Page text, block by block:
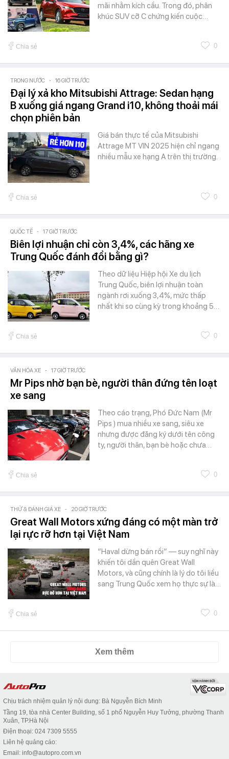
mãi nhằm kích cầu. Trong đó, phân
khúc SUV cỡ C chứng kiến cuộc…
Chia sẻ 0
TRONG NƯỚC - 16 GIỜ TRƯỚC
Đại lý xả kho Mitsubishi Attrage: Sedan hạng
B xuống giá ngang Grand i10, không thoải mái
chọn phiên bản
Giá bán thực tế của Mitsubishi
Attrage MT VIN 2025 hiện chỉ ngang
nhiều mẫu xe hạng A trên thị trường.
Chia sẻ 0
QUỐC TẾ - 17 GIỜ TRƯỚC
Biên lợi nhuận chỉ còn 3,4%, các hãng xe
Trung Quốc đánh đổi bằng gì?
Theo dữ liệu Hiệp hội Xe du lịch
Trung Quốc, biên lợi nhuận toàn
ngành rơi xuống 3,4%, mức thấp
nhất khi so cùng kỳ trong khoảng 5…
Chia sẻ 0
VĂN HÓA XE - 17 GIỜ TRƯỚC
Mr Pips nhờ bạn bè, người thân đứng tên loạt
xe sang
Theo cáo trạng, Phó Đức Nam (Mr
Pips ) mua nhiều xe sang, siêu xe
nhưng được đăng ký dưới tên công
ty, người thân, bạn bè hoặc chưa…
Chia sẻ 0
THỬ & ĐÁNH GIÁ XE - 20 GIỜ TRƯỚC
Great Wall Motors xứng đáng có một màn trở
lại rực rỡ hơn tại Việt Nam
“Haval dừng bán rồi” — suy nghĩ này
khiến tôi dần quên Great Wall
Motors, và cũng chính là lý do tôi liều
sang Trung Quốc xem họ thực sự là…
Chia sẻ 0
Xem thêm
Chịu trách nhiệm quản lý nội dung: Bà Nguyễn Bích Minh
Tầng 19, tòa nhà Center Building, số 1 phố Nguyễn Huy Tưởng, phường Thanh
Xuân, TP.Hà Nội
Điện thoại: 024 7309 5555
Liên hệ quảng cáo:
Email: info@autopro.com.vn